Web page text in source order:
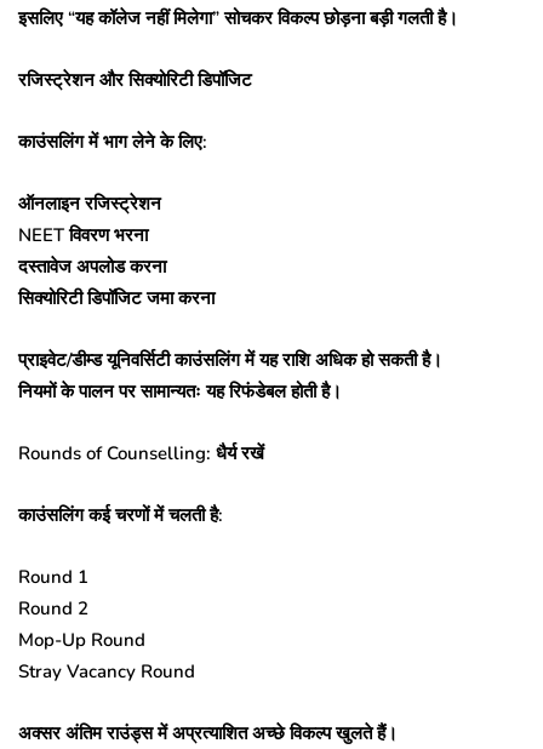
इसलिए “यह कॉलेज नहीं मिलेगा” सोचकर विकल्प छोड़ना बड़ी गलती है।
रजिस्ट्रेशन और सिक्योरिटी डिपॉजिट
काउंसलिंग में भाग लेने के लिए:
ऑनलाइन रजिस्ट्रेशन
NEET विवरण भरना
दस्तावेज अपलोड करना
सिक्योरिटी डिपॉजिट जमा करना
प्राइवेट/डीम्ड यूनिवर्सिटी काउंसलिंग में यह राशि अधिक हो सकती है।
नियमों के पालन पर सामान्यतः यह रिफंडेबल होती है।
Rounds of Counselling: धैर्य रखें
काउंसलिंग कई चरणों में चलती है:
Round 1
Round 2
Mop-Up Round
Stray Vacancy Round
अक्सर अंतिम राउंड्स में अप्रत्याशित अच्छे विकल्प खुलते हैं।